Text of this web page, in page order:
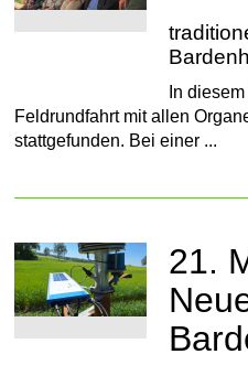
In
Feldrundfahrt mit allen
stattgefunden. Bei einer ...
21.